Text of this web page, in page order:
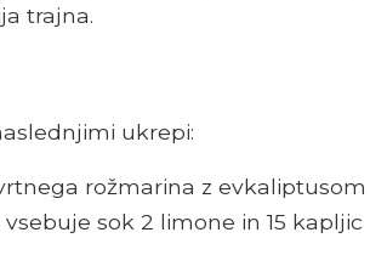
trajna.
ukrepi:
rožmarina z evkaliptusom
sok 2 limone in 15 kapljic